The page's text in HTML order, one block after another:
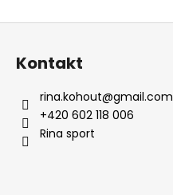
Z
Kontakt
rina.kohout@gmail.com
+420 602 118 006
Rina sport